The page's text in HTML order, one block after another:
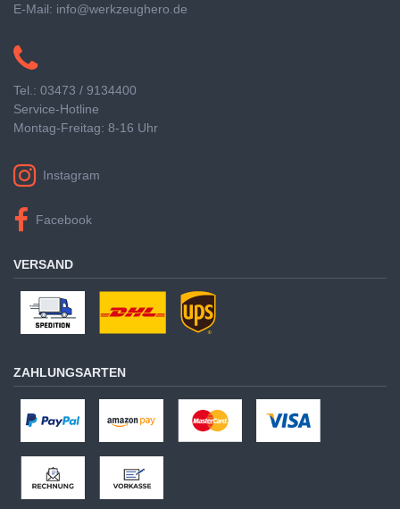
E-Mail: info@werkzeughero.de
Tel.: 03473 / 9134400
Service-Hotline
Montag-Freitag: 8-16 Uhr
Instagram
Facebook
VERSAND
ZAHLUNGSARTEN